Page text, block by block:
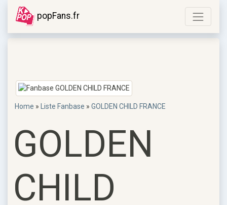
popFans.fr
Home » Liste Fanbase » GOLDEN CHILD FRANCE
GOLDEN
CHILD